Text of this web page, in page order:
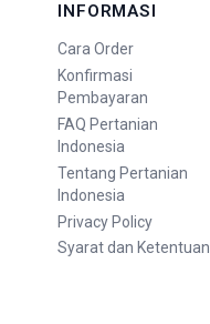
INFORMASI
Cara Order
Konfirmasi
Pembayaran
FAQ Pertanian
Indonesia
Tentang Pertanian
Indonesia
Privacy Policy
Syarat dan Ketentuan